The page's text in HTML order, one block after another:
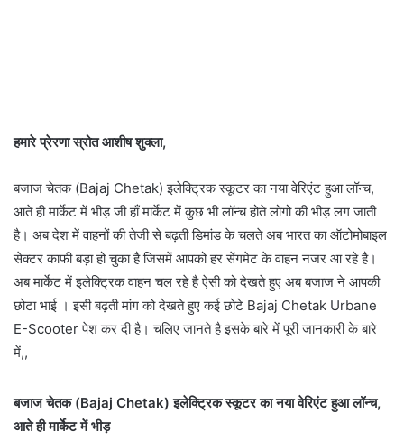
हमारे प्रेरणा स्रोत आशीष शुक्ला,
बजाज चेतक (Bajaj Chetak) इलेक्ट्रिक स्कूटर का नया वेरिएंट हुआ लॉन्च,
आते ही मार्केट में भीड़ जी हाँ मार्केट में कुछ भी लॉन्च होते लोगो की भीड़ लग जाती
है। अब देश में वाहनों की तेजी से बढ़ती डिमांड के चलते अब भारत का ऑटोमोबाइल
सेक्टर काफी बड़ा हो चुका है जिसमें आपको हर सेंगमेट के वाहन नजर आ रहे है।
अब मार्केट में इलेक्ट्रिक वाहन चल रहे है ऐसी को देखते हुए अब बजाज ने आपकी
छोटा भाई । इसी बढ़ती मांग को देखते हुए कई छोटे Bajaj Chetak Urbane
E-Scooter पेश कर दी है। चलिए जानते है इसके बारे में पूरी जानकारी के बारे
में,,
बजाज चेतक (Bajaj Chetak) इलेक्ट्रिक स्कूटर का नया वेरिएंट हुआ लॉन्च,
आते ही मार्केट में भीड़